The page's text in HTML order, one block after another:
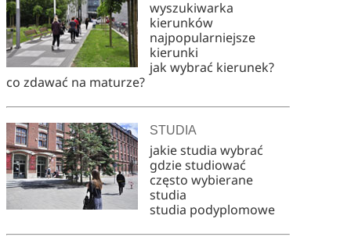
wyszukiwarka
kierunków
najpopularniejsze
kierunki
jak wybrać kierunek?
co zdawać na maturze?
STUDIA
jakie studia wybrać
gdzie studiować
często wybierane
studia
studia podyplomowe